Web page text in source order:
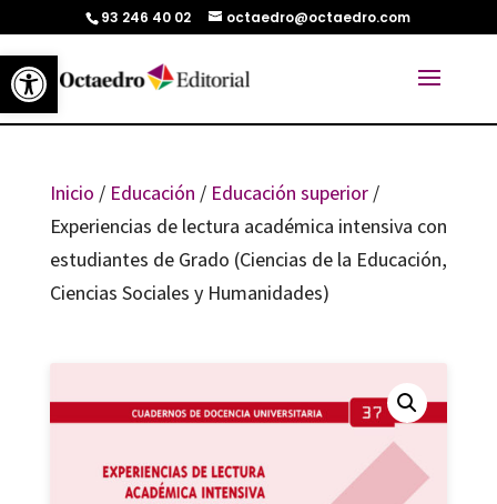
Abrir barra de herramientas
93 246 40 02 octaedro@octaedro.com
Inicio / Educación / Educación superior/
Experiencias de lectura académica intensiva con
estudiantes de Grado (Ciencias de la Educación,
Ciencias Sociales y Humanidades)